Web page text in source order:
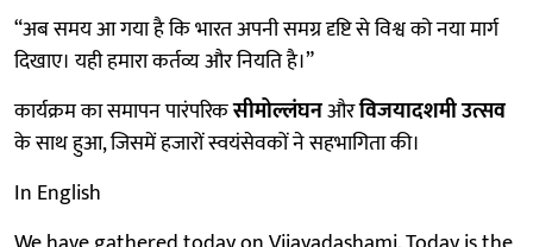
“अब समय आ गया है कि भारत अपनी समग्र दृष्टि से विश्व को नया मार्ग
दिखाए। यही हमारा कर्तव्य और नियति है।”
कार्यक्रम का समापन पारंपरिकसीमोल्लंघनऔरविजयादशमी उत्सव
के साथ हुआ, जिसमें हजारों स्वयंसेवकों ने सहभागिता की।
In English